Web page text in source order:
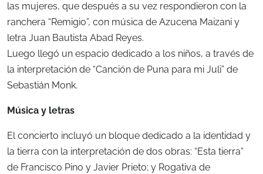
las mujeres, que después a su vez respondieron con la
ranchera “Remigio”, con música de Azucena Maizani y
letra Juan Bautista Abad Reyes.
Luego llegó un espacio dedicado a los niños, a través de
la interpretación de “Canción de Puna para mi Juli” de
Sebastián Monk.
Música y letras
El concierto incluyó un bloque dedicado a la identidad y
la tierra con la interpretación de dos obras: “Esta tierra”
de Francisco Pino y Javier Prieto; y Rogativa de